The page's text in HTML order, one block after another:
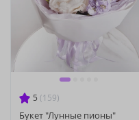
5 (159)
Букет "Лунные пионы"